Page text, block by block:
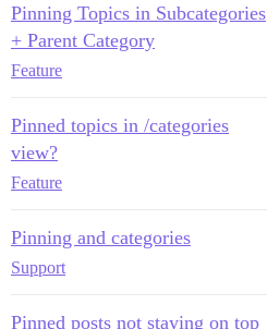
Pinning Topics in Subcategories
+ Parent Category
Feature
Pinned topics in /categories
view?
Feature
Pinning and categories
Support
Pinned posts not staying on top